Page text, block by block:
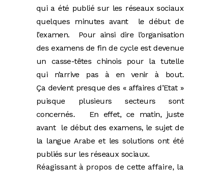
qui a été publié sur les réseaux sociaux
quelques minutes avant le début de
l’examen. Pour ainsi dire l’organisation
des examens de fin de cycle est devenue
un casse-têtes chinois pour la tutelle
qui n’arrive pas à en venir à bout.
Ça devient presque des « affaires d’Etat »
puisque plusieurs secteurs sont
concernés. En effet, ce matin, juste
avant le début des examens, le sujet de
la langue Arabe et les solutions ont été
publiés sur les réseaux sociaux.
Réagissant à propos de cette affaire, la